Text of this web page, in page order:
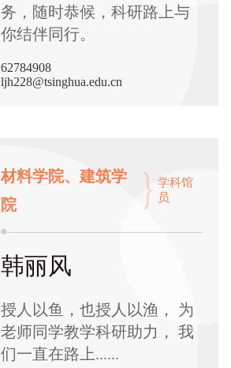
务，随时恭候，科研路上与
你结伴同行。
62784908
ljh228@tsinghua.edu.cn
材料学院、建筑学
院
学科馆
员
韩丽风
授人以鱼，也授人以渔， 为
老师同学教学科研助力， 我
们一直在路上......